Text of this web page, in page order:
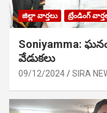
జిల్లా వార్తలు ట్రేండింగ్
Soniyamma:
వేడుక‌లు
09/12/2024 SIRA